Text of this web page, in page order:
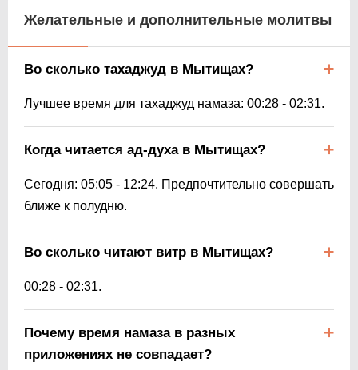
Желательные и дополнительные молитвы
Во сколько тахаджуд в Мытищах?
Лучшее время для тахаджуд намаза: 00:28 - 02:31.
Когда читается ад-духа в Мытищах?
Сегодня: 05:05 - 12:24. Предпочтительно совершать
ближе к полудню.
Во сколько читают витр в Мытищах?
00:28 - 02:31.
Почему время намаза в разных
приложениях не совпадает?